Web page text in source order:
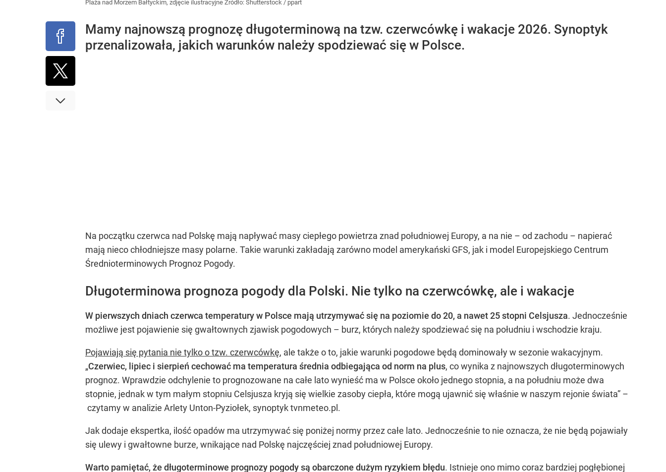
Plaża nad Morzem Bałtyckim, zdjęcie ilustracyjne Źródło: Shutterstock / ppart
Mamy najnowszą prognozę długoterminową na tzw. czerwcówkę i wakacje 2026. Synoptyk
przenalizowała, jakich warunków należy spodziewać się w Polsce.
Na początku czerwca nad Polskę mają napływać masy ciepłego powietrza znad południowej Europy, a na nie – od zachodu – napierać
mają nieco chłodniejsze masy polarne. Takie warunki zakładają zarówno model amerykański GFS, jak i model Europejskiego Centrum
Średnioterminowych Prognoz Pogody.
Długoterminowa prognoza pogody dla Polski. Nie tylko na czerwcówkę, ale i wakacje
W pierwszych dniach czerwca temperatury w Polsce mają utrzymywać się na poziomie do 20, a nawet 25 stopni Celsjusza. Jednocześnie
możliwe jest pojawienie się gwałtownych zjawisk pogodowych – burz, których należy spodziewać się na południu i wschodzie kraju.
Pojawiają się pytania nie tylko o tzw. czerwcówkę, ale także o to, jakie warunki pogodowe będą dominowały w sezonie wakacyjnym.
„Czerwiec, lipiec i sierpień cechować ma temperatura średnia odbiegająca od norm na plus, co wynika z najnowszych długoterminowych
prognoz. Wprawdzie odchylenie to prognozowane na całe lato wynieść ma w Polsce około jednego stopnia, a na południu może dwa
stopnie, jednak w tym małym stopniu Celsjusza kryją się wielkie zasoby ciepła, które mogą ujawnić się właśnie w naszym rejonie świata” –
czytamy w analizie Arlety Unton-Pyziołek, synoptyk tvnmeteo.pl.
Jak dodaje ekspertka, ilość opadów ma utrzymywać się poniżej normy przez całe lato. Jednocześnie to nie oznacza, że nie będą pojawiały
się ulewy i gwałtowne burze, wnikające nad Polskę najczęściej znad południowej Europy.
Warto pamiętać, że długoterminowe prognozy pogody są obarczone dużym ryzykiem błędu. Istnieje ono mimo coraz bardziej pogłębionej